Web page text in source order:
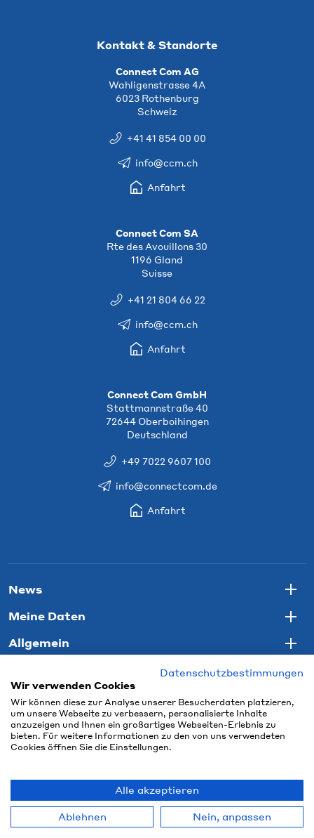
Kontakt & Standorte
Connect Com AG
Wahligenstrasse 4A
6023 Rothenburg
Schweiz
+41 41 854 00 00
info@ccm.ch
Anfahrt
Connect Com SA
Rte des Avouillons 30
1196 Gland
Suisse
+41 21 804 66 22
info@ccm.ch
Anfahrt
Connect Com GmbH
Stattmannstraße 40
72644 Oberboihingen
Deutschland
+49 7022 9607 100
info@connectcom.de
Anfahrt
News
Meine Daten
Allgemein
© 2026 Connect Com AG
powered by polynorm
Datenschutzbestimmungen
Wir verwenden Cookies
Wir können diese zur Analyse unserer Besucherdaten platzieren,
um unsere Webseite zu verbessern, personalisierte Inhalte
anzuzeigen und Ihnen ein großartiges Webseiten-Erlebnis zu
bieten. Für weitere Informationen zu den von uns verwendeten
Cookies öffnen Sie die Einstellungen.
Alle akzeptieren
Ablehnen Nein, anpassen